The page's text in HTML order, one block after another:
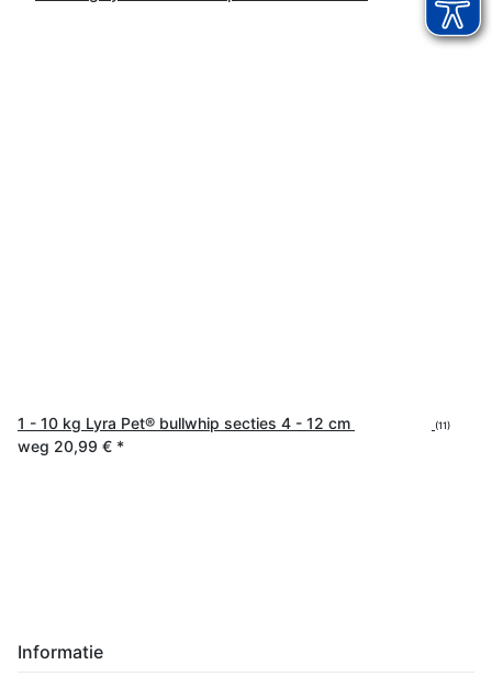
1 - 10 kg Lyra Pet® bullwhip secties 4 - 12 cm (11)
weg 20,99 € *
Informatie